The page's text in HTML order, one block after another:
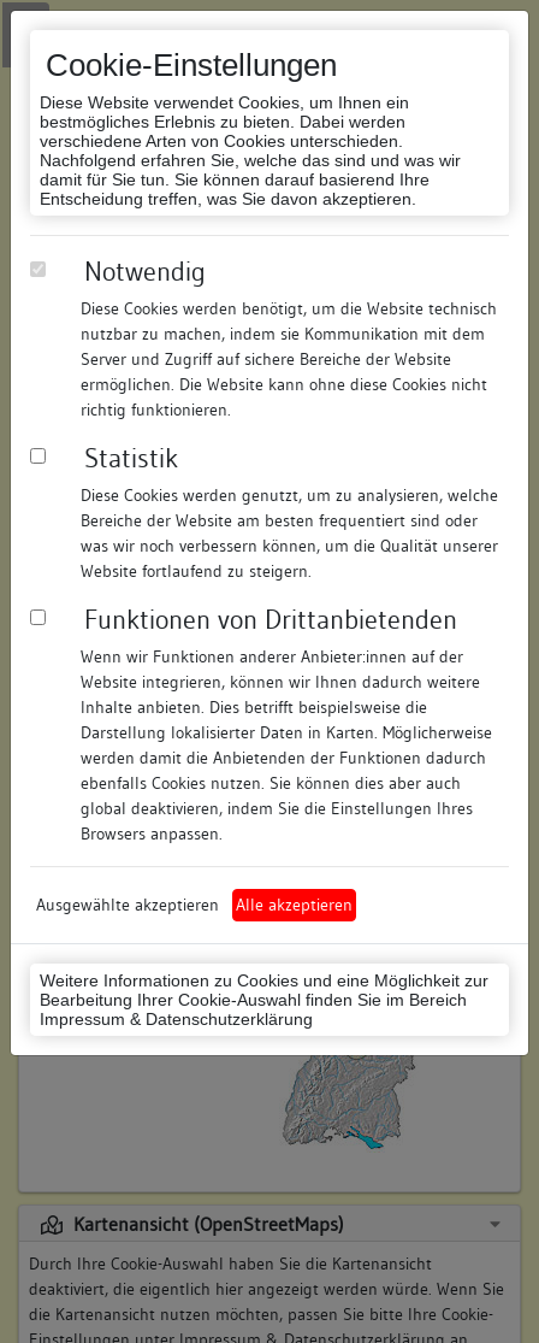
Cookie-Einstellungen
Diese Website verwendet Cookies, um Ihnen ein
bestmögliches Erlebnis zu bieten. Dabei werden
verschiedene Arten von Cookies unterschieden.
Nachfolgend erfahren Sie, welche das sind und was wir
damit für Sie tun. Sie können darauf basierend Ihre
Entscheidung treffen, was Sie davon akzeptieren.
Notwendig
Diese Cookies werden benötigt, um die Website technisch
nutzbar zu machen, indem sie Kommunikation mit dem
Server und Zugriff auf sichere Bereiche der Website
ermöglichen. Die Website kann ohne diese Cookies nicht
richtig funktionieren.
Statistik
Diese Cookies werden genutzt, um zu analysieren, welche
Bereiche der Website am besten frequentiert sind oder
was wir noch verbessern können, um die Qualität unserer
Website fortlaufend zu steigern.
Funktionen von Drittanbietenden
Wenn wir Funktionen anderer Anbieter:innen auf der
Website integrieren, können wir Ihnen dadurch weitere
Inhalte anbieten. Dies betrifft beispielsweise die
Darstellung lokalisierter Daten in Karten. Möglicherweise
werden damit die Anbietenden der Funktionen dadurch
ebenfalls Cookies nutzen. Sie können dies aber auch
global deaktivieren, indem Sie die Einstellungen Ihres
Browsers anpassen.
Ausgewählte akzeptieren Alle akzeptieren
Weitere Informationen zu Cookies und eine Möglichkeit zur
Bearbeitung Ihrer Cookie-Auswahl finden Sie im Bereich
Impressum & Datenschutzerklärung
Zur Navigation springen
Zum Inhalt der Website springen
Datenbank Bauforschung/Restaurierung
129982532920/Datum:12.06.2017
Datenbestand:
Bauforschung und Restaurierung
Als PDF herunterladen:
Objektdaten
Straße: Marktplatz
Hausnummer: keine
Postleitzahl: 74354
Stadt-Teilort: Besigheim
Regierungsbezirk: Stuttgart
Ludwigsburg (Landkreis)
Wohnplatzschlüssel: 8118007001
Flurstücknummer: keine
Historischer Straßenname: keiner
keine
Lage des Wohnplatzes:
Kartenansicht (OpenStreetMaps)
Durch Ihre Cookie-Auswahl haben Sie die Kartenansicht
deaktiviert, die eigentlich hier angezeigt werden würde. Wenn Sie
die Kartenansicht nutzen möchten, passen Sie bitte Ihre Cookie-